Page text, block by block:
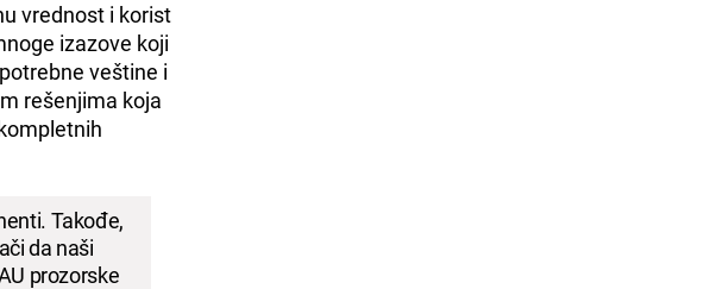
vrednost i korist
izazove koji
veštine i
rešenjima koja
Takođe,
da naši
prozorske